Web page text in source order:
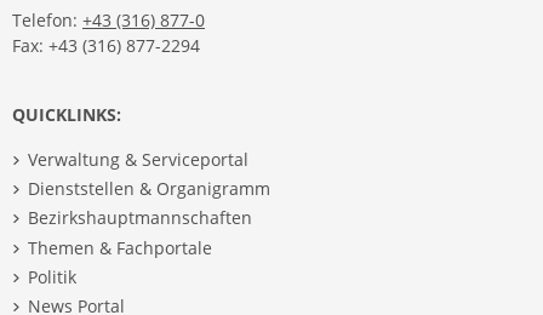
Telefon: +43 (316) 877-0
Fax: +43 (316) 877-2294
QUICKLINKS:
Verwaltung & Serviceportal
Dienststellen & Organigramm
Bezirkshauptmannschaften
Themen & Fachportale
Politik
News Portal